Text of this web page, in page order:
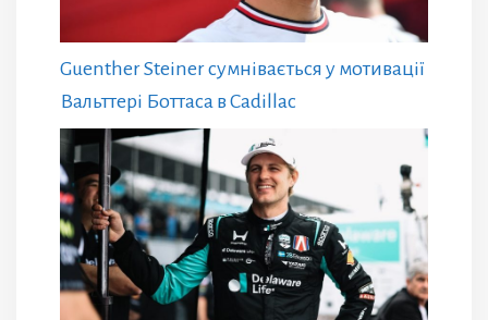
Guenther Steiner сумнівається у мотивації
Вальттері Боттаса в Cadillac